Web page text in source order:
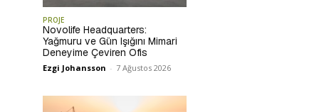
PROJE
Novolife Headquarters:
Yağmuru ve Gün Işığını Mimari
Deneyime Çeviren Ofis
Ezgi Johansson - 7 Ağustos 2026